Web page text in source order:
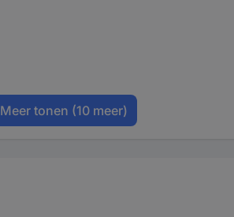
Meer tonen (10 meer)